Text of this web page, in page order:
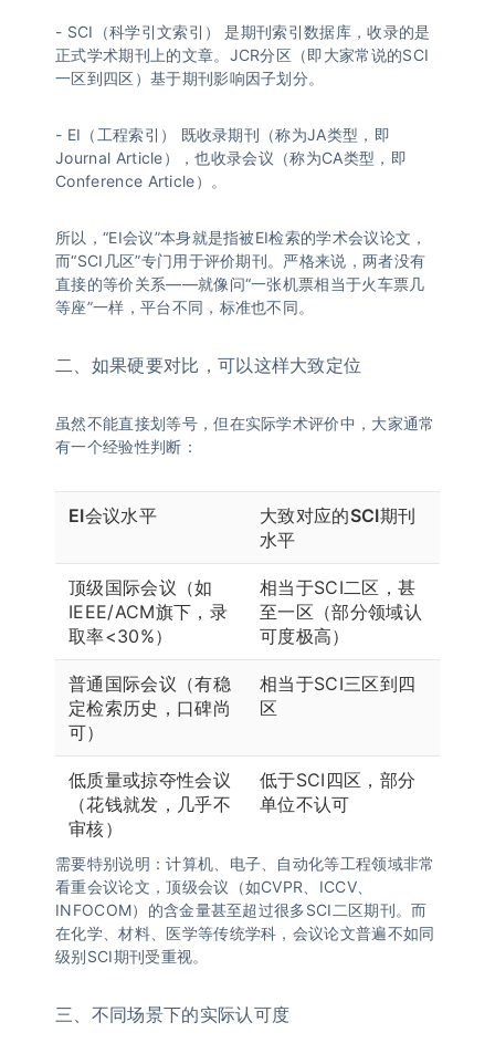
- SCI（科学引文索引） 是期刊索引数据库，收录的是
正式学术期刊上的文章。JCR分区（即大家常说的SCI
一区到四区）基于期刊影响因子划分。
- EI（工程索引） 既收录期刊（称为JA类型，即
Journal Article），也收录会议（称为CA类型，即
Conference Article）。
所以，“EI会议”本身就是指被EI检索的学术会议论文，
而“SCI几区”专门用于评价期刊。严格来说，两者没有
直接的等价关系——就像问“一张机票相当于火车票几
等座”一样，平台不同，标准也不同。
二、如果硬要对比，可以这样大致定位
虽然不能直接划等号，但在实际学术评价中，大家通常
有一个经验性判断：
EI会议水平
大致对应的SCI期刊
水平
顶级国际会议（如
IEEE/ACM旗下，录
取率<30%）
相当于SCI二区，甚
至一区（部分领域认
可度极高）
普通国际会议（有稳
定检索历史，口碑尚
可）
相当于SCI三区到四
区
低质量或掠夺性会议
（花钱就发，几乎不
审核）
低于SCI四区，部分
单位不认可
需要特别说明：计算机、电子、自动化等工程领域非常
看重会议论文，顶级会议（如CVPR、ICCV、
INFOCOM）的含金量甚至超过很多SCI二区期刊。而
在化学、材料、医学等传统学科，会议论文普遍不如同
级别SCI期刊受重视。
三、不同场景下的实际认可度